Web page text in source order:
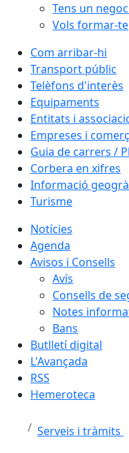
Tens un
Vols formar-te
Com arribar-hi
Transport públic
Telèfons d'interès
Equipaments
Entitats i
Empreses i
Guia de carrers /
Corbera en xifres
Informació
Turisme
Notícies
Agenda
Avisos i Consells
Avís
Consells de
Notes
Bans
Butlletí digital
L'Avançada
RSS
Hemeroteca
Serveis i tràmits